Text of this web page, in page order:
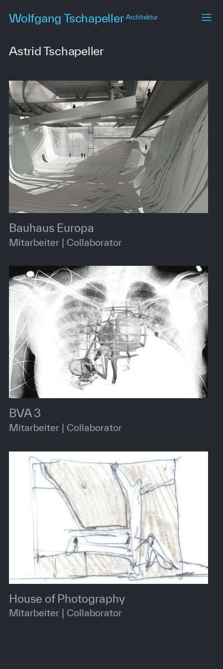
content
Wolfgang TschapellerArchitektur
Astrid Tschapeller
Bauhaus Europa
Mitarbeiter | Collaborator
BVA 3
Mitarbeiter | Collaborator
House of Photography
Mitarbeiter | Collaborator